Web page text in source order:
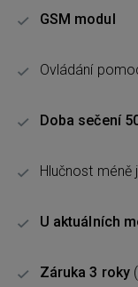
GSM modul
Ovládání
Doba sečení
Hlučnost méně
U aktuálních
Záruka 3 roky(